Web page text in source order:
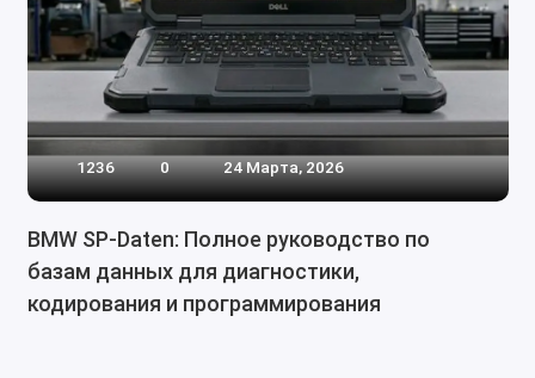
1236 0 24 Марта, 2026
BMW SP-Daten: Полное руководство по
базам данных для диагностики,
кодирования и программирования